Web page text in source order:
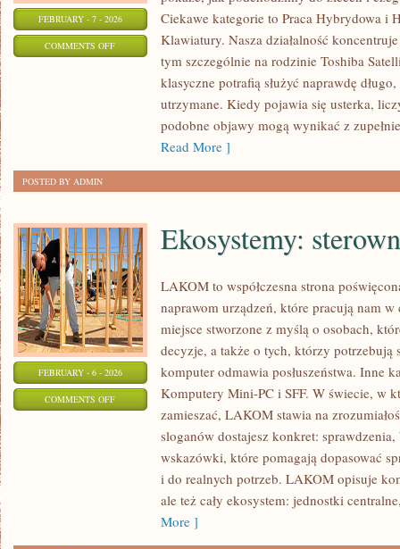
FEBRUARY - 7 - 2026
COMMENTS OFFON
HYBRYDOWA
Ciekawe kategorie to Praca Hybrydowa i
Klawiatury. Nasza działalność
tym szczególnie na rodzinie Toshiba
klasyczne potrafią służyć naprawdę
utrzymane. Kiedy pojawia się usterka,
podobne objawy mogą wynikać z
Read More ]
POSTED BY ADMIN
FEBRUARY - 6 - 2026
COMMENTS OFFON
EKOSYSTEMY:
STEROWNIKI
Ekosystemy:
LAKOM to współczesna strona
naprawom urządzeń, które pracują nam
miejsce stworzone z myślą o osobach,
decyzje, a także o tych, którzy
komputer odmawia posłuszeństwa. Inne
Komputery Mini-PC i SFF. W świecie, w
zamieszać, LAKOM stawia na
sloganów dostajesz konkret:
wskazówki, które pomagają dopasować
i do realnych potrzeb. LAKOM opisuje
ale też cały ekosystem: jednostki
More ]